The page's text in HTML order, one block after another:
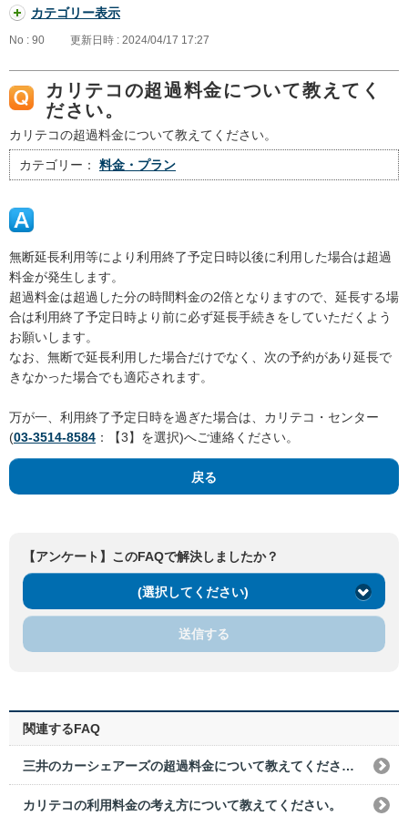
カテゴリー表示
No : 90 更新日時 : 2024/04/17 17:27
カリテコの超過料金について教えてく
ださい。
カリテコの超過料金について教えてください。
カテゴリー： 料金・プラン
無断延長利用等により利用終了予定日時以後に利用した場合は超過
料金が発生します。
超過料金は超過した分の時間料金の2倍となりますので、延長する場
合は利用終了予定日時より前に必ず延長手続きをしていただくよう
お願いします。
なお、無断で延長利用した場合だけでなく、次の予約があり延長で
きなかった場合でも適応されます。
万が一、利用終了予定日時を過ぎた場合は、カリテコ・センター
(03-3514-8584 ：【3】を選択)へご連絡ください。
戻る
【アンケート】このFAQで解決しましたか？
(選択してください)
送信する
関連するFAQ
三井のカーシェアーズの超過料金について教えてください。
カリテコの利用料金の考え方について教えてください。